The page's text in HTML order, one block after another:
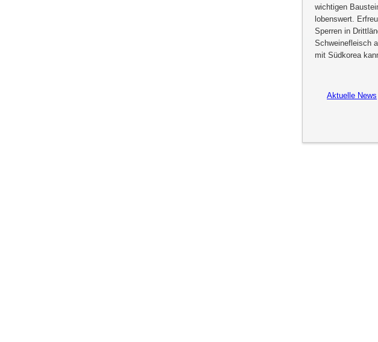
wichtigen
lobenswert.
Sperren in
Schweinefleisch
mit Südkorea
Aktuelle News